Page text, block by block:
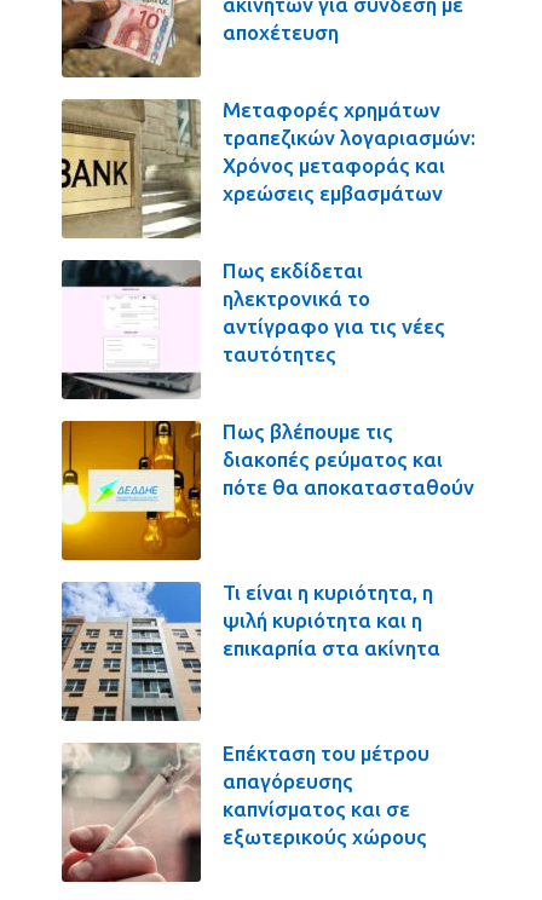
αποχέτευση
Μεταφορές χρημάτων
τραπεζικών λογαριασμών:
Χρόνος μεταφοράς και
χρεώσεις εμβασμάτων
Πως εκδίδεται
ηλεκτρονικά το
αντίγραφο για τις νέες
ταυτότητες
Πως βλέπουμε τις
διακοπές ρεύματος και
πότε θα αποκατασταθούν
Τι είναι η κυριότητα, η
ψιλή κυριότητα και η
επικαρπία στα ακίνητα
Επέκταση του μέτρου
απαγόρευσης
καπνίσματος και σε
εξωτερικούς χώρους